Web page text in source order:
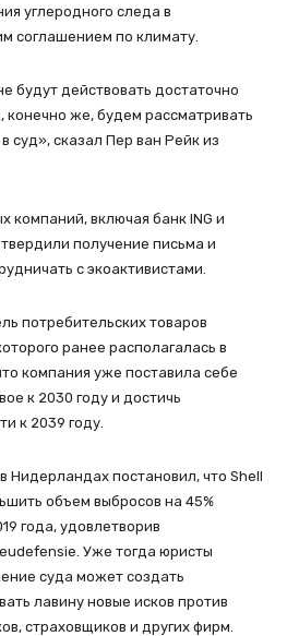
углеродного следа в
соглашением по климату.
будут действовать достаточно
же, будем рассматривать
суд», сказал Пер ван Рейк из
компаний, включая банк ING и
получение письма и
с экоактивистами.
потребительских товаров
ранее располагалась в
компания уже поставила себе
к 2030 году и достичь
к 2039 году.
Нидерландах постановил, что Shell
объем выбросов на 45%
года, удовлетворив
Уже тогда юристы
суда может создать
лавину новые исков против
страховщиков и других фирм.